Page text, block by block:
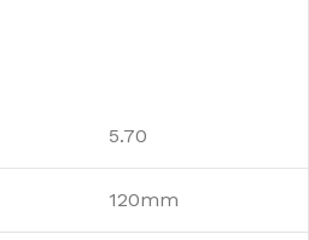
5.70
120mm